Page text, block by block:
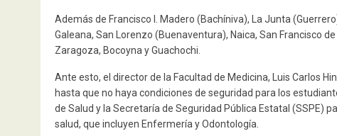
Además de Francisco I. Madero (Bachíniva), La Junta
Galeana, San Lorenzo (Buenaventura), Naica, San Francisco
Zaragoza, Bocoyna y Guachochi.
Ante esto, el director de la Facultad de Medicina, Luis Carlos
hasta que no haya condiciones de seguridad para los
de Salud y la Secretaría de Seguridad Pública Estatal (SSPE)
salud, que incluyen Enfermería y Odontología.